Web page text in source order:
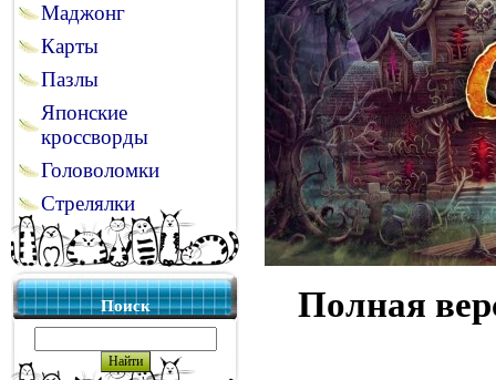
Маджонг
Карты
Пазлы
Японские
кроссворды
Головоломки
Стрелялки
Поиск Полная